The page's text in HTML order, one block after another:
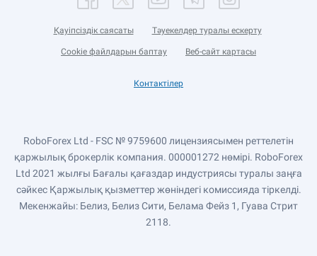
Қауіпсіздік саясаты Тәуекелдер туралы ескерту
Cookie файлдарын баптау Веб-сайт картасы
Контактілер
RoboForex Ltd - FSC № 9759600 лицензиясымен реттелетін
қаржылық брокерлік компания. 000001272 нөмірі. RoboForex
Ltd 2021 жылғы Бағалы қағаздар индустриясы туралы заңға
сәйкес Қаржылық қызметтер жөніндегі комиссияда тіркелді.
Мекенжайы: Белиз, Белиз Сити, Белама Фейз 1, Гуава Стрит
2118.